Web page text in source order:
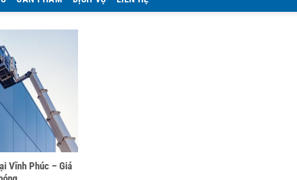
Vĩnh Phúc – Giá